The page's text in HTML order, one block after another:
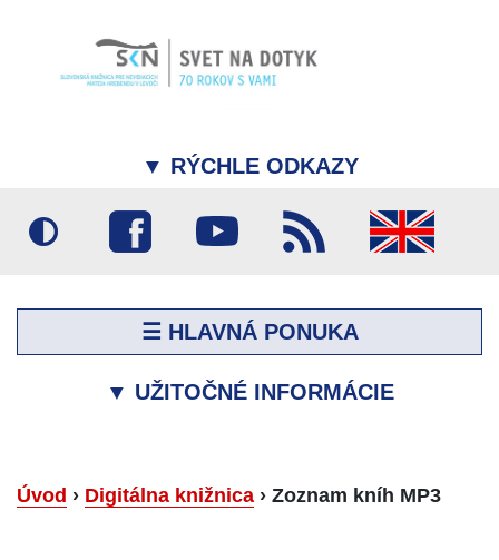
▼ RÝCHLE ODKAZY
☰ HLAVNÁ PONUKA
▼ UŽITOČNÉ INFORMÁCIE
Úvod › Digitálna knižnica › Zoznam kníh MP3